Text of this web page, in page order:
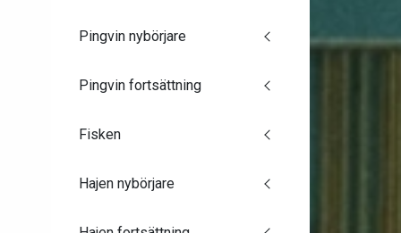
Pingvin nybörjare
Pingvin fortsättning
Fisken
Hajen nybörjare